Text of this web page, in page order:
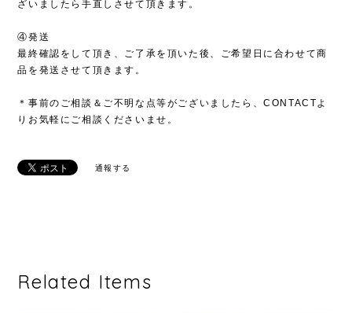
ざいましたら手直しさせて頂きます。
④発送
最終確認をして頂き、ご了承を頂いた後、ご希望日に合わせて商
品を発送させて頂きます。
＊事前のご相談＆ご不明な点等がございましたら、CONTACTよ
りお気軽にご相談くださいませ。
通報する
Related Items